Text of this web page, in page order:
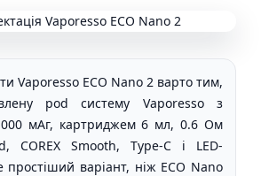
Vaporesso ECO Nano 2 варто тим,
pod систему Vaporesso з
мАг, картриджем 6 мл, 0.6 Ом
COREX Smooth, Type-C і LED-
простіший варіант, ніж ECO Nano